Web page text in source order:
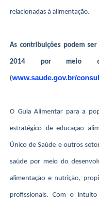
relacionadas à alimentação.
As contribuições podem
2014 por meio
(www.saude.gov.br/
O Guia Alimentar para a
estratégico de educação
Único de Saúde e outros
saúde por meio do
alimentação e nutrição,
profissionais. Com o